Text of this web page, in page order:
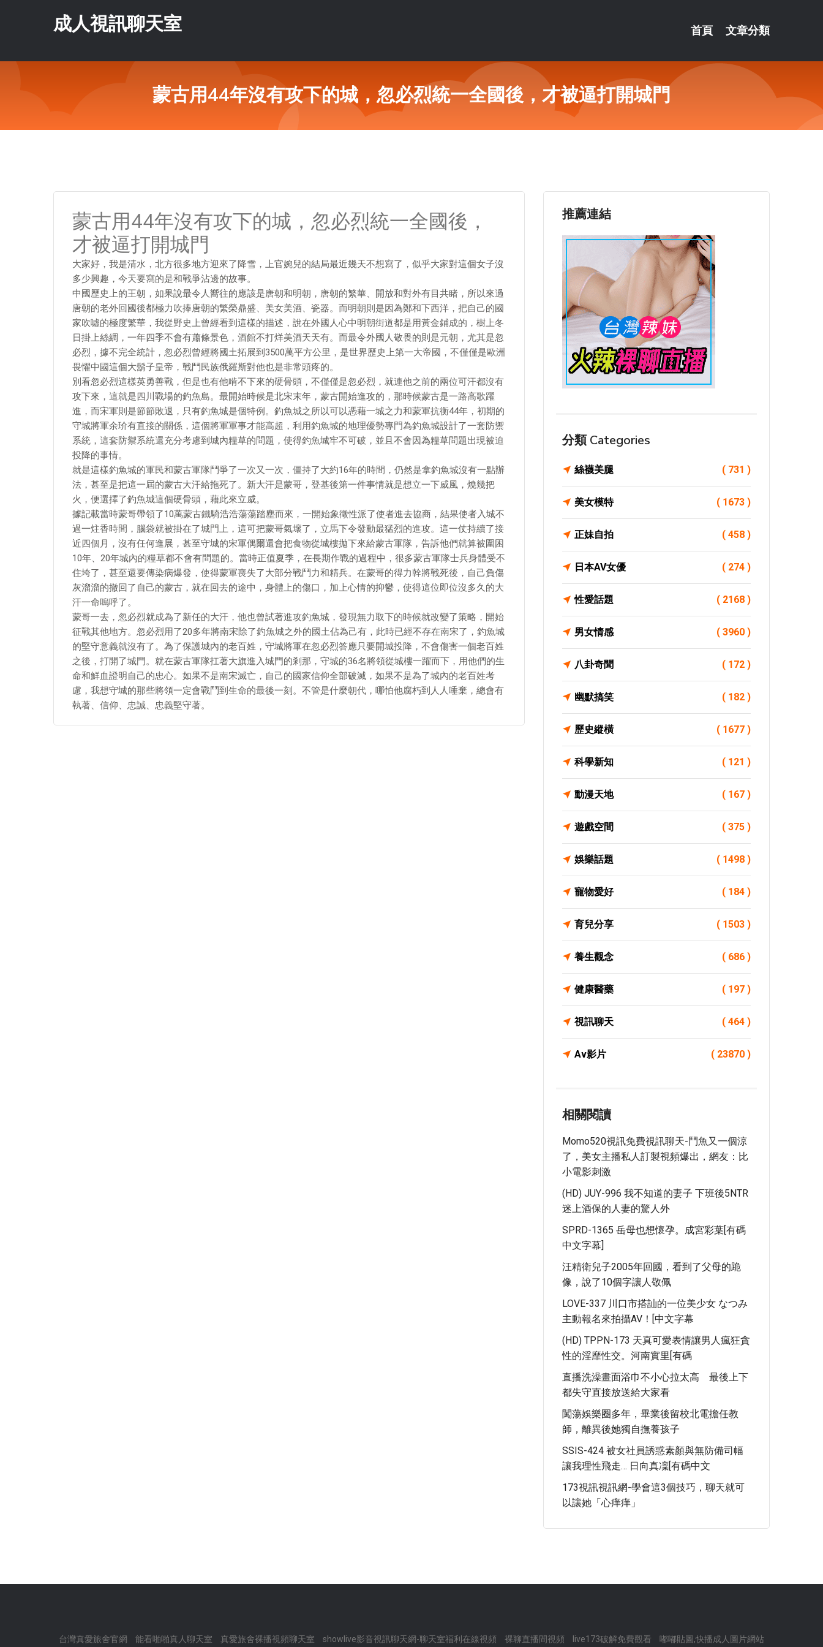
成人視訊聊天室 首頁 文章分類
蒙古用44年沒有攻下的城，忽必烈統一全國後，才被逼打開城門
蒙古用44年沒有攻下的城，忽必烈統一全國後，
才被逼打開城門
大家好，我是清水，北方很多地方迎來了降雪，上官婉兒的結局最近幾天不想寫了，似乎大家對這個女子沒
多少興趣，今天要寫的是和戰爭沾邊的故事。
中國歷史上的王朝，如果說最令人嚮往的應該是唐朝和明朝，唐朝的繁華、開放和對外有目共睹，所以來過
唐朝的老外回國後都極力吹捧唐朝的繁榮鼎盛、美女美酒、瓷器。而明朝則是因為鄭和下西洋，把自己的國
家吹噓的極度繁華，我從野史上曾經看到這樣的描述，說在外國人心中明朝街道都是用黃金鋪成的，樹上冬
日掛上絲綢，一年四季不會有蕭條景色，酒館不打烊美酒天天有。而最令外國人敬畏的則是元朝，尤其是忽
必烈，據不完全統計，忽必烈曾經將國土拓展到3500萬平方公里，是世界歷史上第一大帝國，不僅僅是歐洲
畏懼中國這個大鬍子皇帝，戰鬥民族俄羅斯對他也是非常頭疼的。
別看忽必烈這樣英勇善戰，但是也有他啃不下來的硬骨頭，不僅僅是忽必烈，就連他之前的兩位可汗都沒有
攻下來，這就是四川戰場的釣魚島。最開始時候是北宋末年，蒙古開始進攻的，那時候蒙古是一路高歌躍
進，而宋軍則是節節敗退，只有釣魚城是個特例。釣魚城之所以可以憑藉一城之力和蒙軍抗衡44年，初期的
守城將軍余玠有直接的關係，這個將軍軍事才能高超，利用釣魚城的地理優勢專門為釣魚城設計了一套防禦
系統，這套防禦系統還充分考慮到城內糧草的問題，使得釣魚城牢不可破，並且不會因為糧草問題出現被迫
投降的事情。
就是這樣釣魚城的軍民和蒙古軍隊鬥爭了一次又一次，僵持了大約16年的時間，仍然是拿釣魚城沒有一點辦
法，甚至是把這一屆的蒙古大汗給拖死了。新大汗是蒙哥，登基後第一件事情就是想立一下威風，燒幾把
火，便選擇了釣魚城這個硬骨頭，藉此來立威。
據記載當時蒙哥帶領了10萬蒙古鐵騎浩浩蕩蕩踏塵而來，一開始象徵性派了使者進去協商，結果使者入城不
過一炷香時間，腦袋就被掛在了城門上，這可把蒙哥氣壞了，立馬下令發動最猛烈的進攻。這一仗持續了接
近四個月，沒有任何進展，甚至守城的宋軍偶爾還會把食物從城樓拋下來給蒙古軍隊，告訴他們就算被圍困
10年、20年城內的糧草都不會有問題的。當時正值夏季，在長期作戰的過程中，很多蒙古軍隊士兵身體受不
住垮了，甚至還要傳染病爆發，使得蒙軍喪失了大部分戰鬥力和精兵。在蒙哥的得力幹將戰死後，自己負傷
灰溜溜的撤回了自己的蒙古，就在回去的途中，身體上的傷口，加上心情的抑鬱，使得這位即位沒多久的大
汗一命嗚呼了。
蒙哥一去，忽必烈就成為了新任的大汗，他也曾試著進攻釣魚城，發現無力取下的時候就改變了策略，開始
征戰其他地方。忽必烈用了20多年將南宋除了釣魚城之外的國土佔為己有，此時已經不存在南宋了，釣魚城
的堅守意義就沒有了。為了保護城內的老百姓，守城將軍在忽必烈答應只要開城投降，不會傷害一個老百姓
之後，打開了城門。就在蒙古軍隊扛著大旗進入城門的剎那，守城的36名將領從城樓一躍而下，用他們的生
命和鮮血證明自己的忠心。如果不是南宋滅亡，自己的國家信仰全部破滅，如果不是為了城內的老百姓考
慮，我想守城的那些將領一定會戰鬥到生命的最後一刻。不管是什麼朝代，哪怕他腐朽到人人唾棄，總會有
執著、信仰、忠誠、忠義堅守著。
推薦連結
分類 Categories
絲襪美腿 ( 731 )
美女模特 ( 1673 )
正妹自拍 ( 458 )
日本AV女優 ( 274 )
性愛話題 ( 2168 )
男女情感 ( 3960 )
八卦奇聞 ( 172 )
幽默搞笑 ( 182 )
歷史縱橫 ( 1677 )
科學新知 ( 121 )
動漫天地 ( 167 )
遊戲空間 ( 375 )
娛樂話題 ( 1498 )
寵物愛好 ( 184 )
育兒分享 ( 1503 )
養生觀念 ( 686 )
健康醫藥 ( 197 )
視訊聊天 ( 464 )
Av影片 ( 23870 )
相關閱讀
Momo520視訊免費視訊聊天-鬥魚又一個涼
了，美女主播私人訂製視頻爆出，網友：比
小電影刺激
(HD) JUY-996 我不知道的妻子 下班後5NTR
迷上酒保的人妻的驚人外
SPRD-1365 岳母也想懷孕。成宮彩葉[有碼
中文字幕]
汪精衛兒子2005年回國，看到了父母的跪
像，說了10個字讓人敬佩
LOVE-337 川口市搭訕的一位美少女 なつみ
主動報名來拍攝AV！[中文字幕
(HD) TPPN-173 天真可愛表情讓男人瘋狂貪
性的淫靡性交。河南實里[有碼
直播洗澡畫面浴巾不小心拉太高 最後上下
都失守直接放送給大家看
闖蕩娛樂圈多年，畢業後留校北電擔任教
師，離異後她獨自撫養孩子
SSIS-424 被女社員誘惑素顏與無防備司幅
讓我理性飛走… 日向真凜[有碼中文
173視訊視訊網-學會這3個技巧，聊天就可
以讓她「心痒痒」
台灣真愛旅舍官網 能看啪啪真人聊天室 真愛旅舍裸播視頻聊天室 showlive影音視訊聊天網-聊天室福利在線視頻 裸聊直播間視頻 live173破解免費觀看 嘟嘟貼圖,快播成人圖片網站